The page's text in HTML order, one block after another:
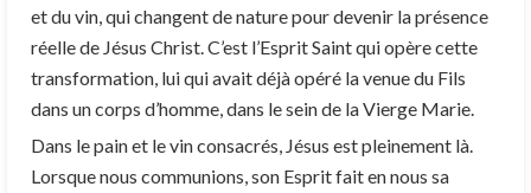
et du vin, qui changent de nature pour devenir la présence
réelle de Jésus Christ. C’est l’Esprit Saint qui opère cette
transformation, lui qui avait déjà opéré la venue du Fils
dans un corps d’homme, dans le sein de la Vierge Marie.
Dans le pain et le vin consacrés, Jésus est pleinement là.
Lorsque nous communions, son Esprit fait en nous sa